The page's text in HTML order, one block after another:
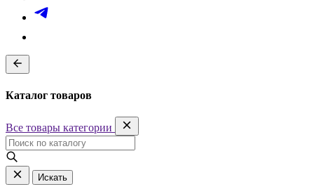
Каталог товаров
Все товары категории
Искать